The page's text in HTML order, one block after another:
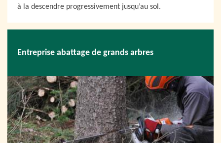
à la descendre progressivement jusqu’au sol.
Entreprise abattage de grands arbres